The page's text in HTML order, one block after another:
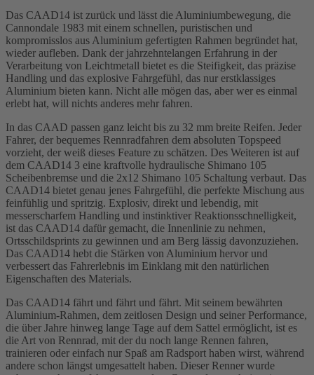
Das CAAD14 ist zurück und lässt die Aluminiumbewegung, die
Cannondale 1983 mit einem schnellen, puristischen und
kompromisslos aus Aluminium gefertigten Rahmen begründet hat,
wieder aufleben. Dank der jahrzehntelangen Erfahrung in der
Verarbeitung von Leichtmetall bietet es die Steifigkeit, das präzise
Handling und das explosive Fahrgefühl, das nur erstklassiges
Aluminium bieten kann. Nicht alle mögen das, aber wer es einmal
erlebt hat, will nichts anderes mehr fahren.
In das CAAD passen ganz leicht bis zu 32 mm breite Reifen. Jeder
Fahrer, der bequemes Rennradfahren dem absoluten Topspeed
vorzieht, der weiß dieses Feature zu schätzen. Des Weiteren ist auf
dem CAAD14 3 eine kraftvolle hydraulische Shimano 105
Scheibenbremse und die 2x12 Shimano 105 Schaltung verbaut. Das
CAAD14 bietet genau jenes Fahrgefühl, die perfekte Mischung aus
feinfühlig und spritzig. Explosiv, direkt und lebendig, mit
messerscharfem Handling und instinktiver Reaktionsschnelligkeit,
ist das CAAD14 dafür gemacht, die Innenlinie zu nehmen,
Ortsschildsprints zu gewinnen und am Berg lässig davonzuziehen.
Das CAAD14 hebt die Stärken von Aluminium hervor und
verbessert das Fahrerlebnis im Einklang mit den natürlichen
Eigenschaften des Materials.
Das CAAD14 fährt und fährt und fährt. Mit seinem bewährten
Aluminium-Rahmen, dem zeitlosen Design und seiner Performance,
die über Jahre hinweg lange Tage auf dem Sattel ermöglicht, ist es
die Art von Rennrad, mit der du noch lange Rennen fahren,
trainieren oder einfach nur Spaß am Radsport haben wirst, während
andere schon längst umgesattelt haben. Dieser Renner wurde